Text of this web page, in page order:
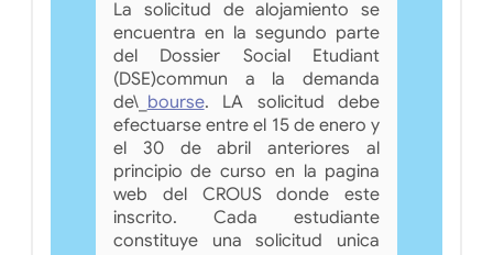
La solicitud de alojamiento se
encuentra en la segundo parte
del Dossier Social Etudiant
(DSE)commun a la demanda
de\_ bourse. LA solicitud debe
efectuarse entre el 15 de enero y
el 30 de abril anteriores al
principio de curso en la pagina
web del CROUS donde este
inscrito. Cada estudiante
constituye una solicitud unica